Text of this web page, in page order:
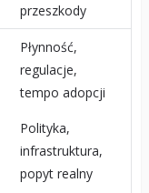
przeszkody
Płynność,
regulacje,
tempo adopcji
Polityka,
infrastruktura,
popyt realny